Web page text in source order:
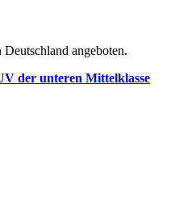
Deutschland angeboten.
der unteren Mittelklasse